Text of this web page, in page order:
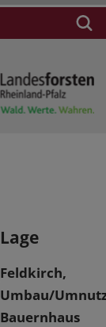
Lage
Feldkirch,
Umbau/
Bauernhaus